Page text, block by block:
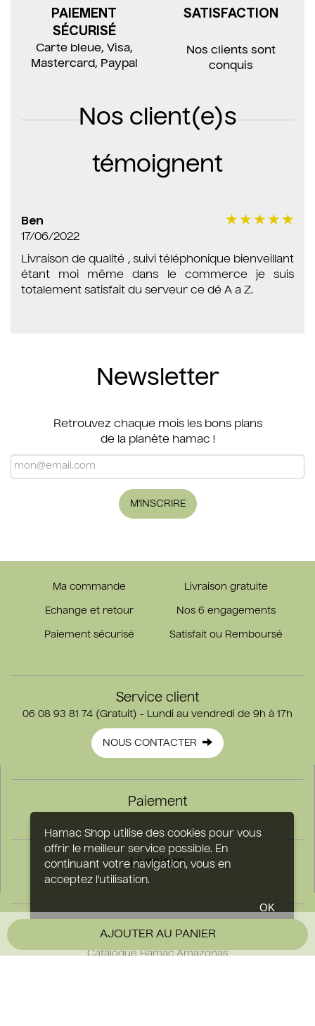
AJOUTER AU PANIER
PAIEMENT
SÉCURISÉ
Carte bleue, Visa,
Mastercard, Paypal
SATISFACTION
Nos clients sont
conquis
Nos client(e)s
témoignent
Ben
17/06/2022
Livraison de qualité , suivi téléphonique bienveillant
étant moi même dans le commerce je suis
totalement satisfait du serveur ce dé A a Z.
Newsletter
Retrouvez chaque mois les bons plans
de la planète hamac !
M'INSCRIRE
Ma commande Livraison gratuite
Echange et retour Nos 6 engagements
Paiement sécurisé Satisfait ou Remboursé
Service client
06 08 93 81 74 (Gratuit) - Lundi au vendredi de 9h à 17h
NOUS CONTACTER
Paiement
Livraison
Matières utilisées
Catalogue Hamac Amazonas
Hamac Shop utilise des cookies pour vous
offrir le meilleur service possible. En
continuant votre navigation, vous en
acceptez l'utilisation.
OK